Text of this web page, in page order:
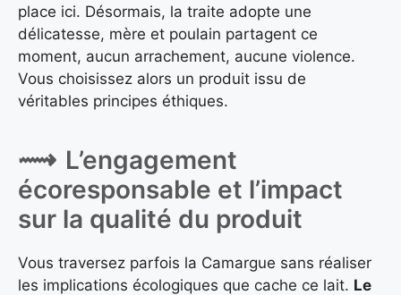
place ici. Désormais, la traite adopte une
délicatesse, mère et poulain partagent ce
moment, aucun arrachement, aucune violence.
Vous choisissez alors un produit issu de
véritables principes éthiques.
L’engagement
écoresponsable et l’impact
sur la qualité du produit
Vous traversez parfois la Camargue sans réaliser
les implications écologiques que cache ce lait. Le